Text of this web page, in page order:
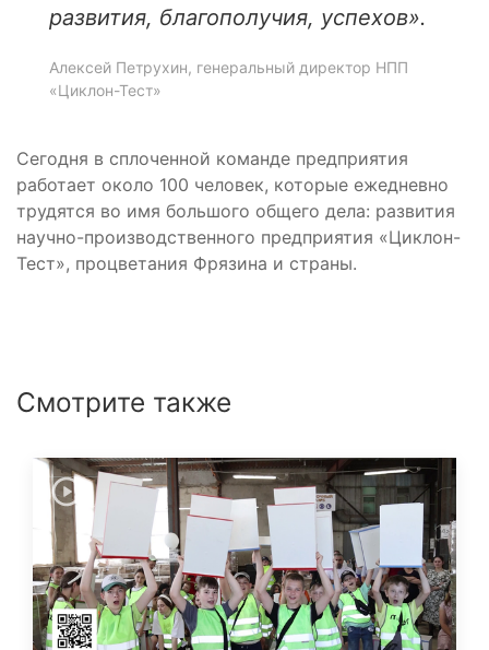
развития, благополучия, успехов».
Алексей Петрухин, генеральный директор НПП
«Циклон-Тест»
Сегодня в сплоченной команде предприятия
работает около 100 человек, которые ежедневно
трудятся во имя большого общего дела: развития
научно-производственного предприятия «Циклон-
Тест», процветания Фрязина и страны.
Смотрите также